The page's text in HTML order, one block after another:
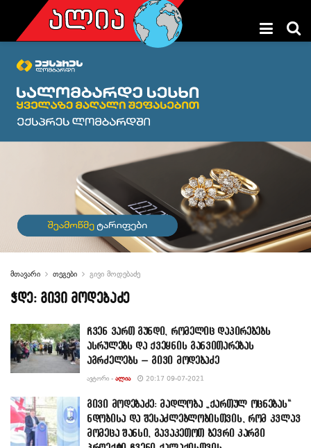
მთავარი თეგები გივი მოდებაძე
ჭდე: გივი მოდებაძე
ჩვენ ვართ გუნდი, რომელიც დაპირებებს
ასრულებს და ქვეყნის განვითარებას
აგრძელებს – გივი მოდებაძე
ᲐᲕᲢᲝᲠᲘ - ᲐᲚᲘᲐ 20:17 09-07-2021
გივი მოდებაძე: მადლობა „ქართულ ოცნებას“
ნდობისა და შესაძლებლობისთვის, რომ კვლავ
მომეცა შანსი, გავაკეთოთ ბევრი კარგი